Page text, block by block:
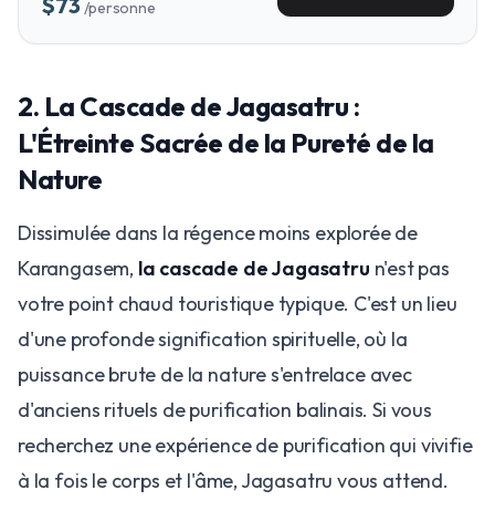
/personne
2. La Cascade de Jagasatru :
L'Étreinte Sacrée de la Pureté de la
Nature
Dissimulée dans la régence moins explorée de
Karangasem, la cascade de Jagasatru n'est pas
votre point chaud touristique typique. C'est un lieu
d'une profonde signification spirituelle, où la
puissance brute de la nature s'entrelace avec
d'anciens rituels de purification balinais. Si vous
recherchez une expérience de purification qui vivifie
à la fois le corps et l'âme, Jagasatru vous attend.